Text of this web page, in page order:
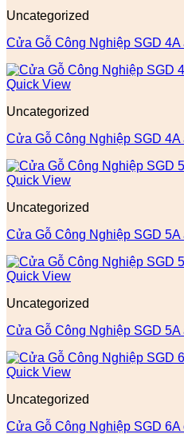
Uncategorized
Cửa Gỗ Công Nghiệp SGD 4A
Quick View
Uncategorized
Cửa Gỗ Công Nghiệp SGD 4A
Quick View
Uncategorized
Cửa Gỗ Công Nghiệp SGD 5A
Quick View
Uncategorized
Cửa Gỗ Công Nghiệp SGD 5A
Quick View
Uncategorized
Cửa Gỗ Công Nghiệp SGD 6A